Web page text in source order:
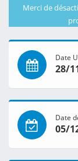
Merci de
Date
28/
Date
05/